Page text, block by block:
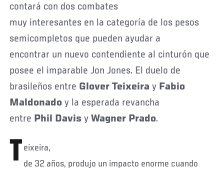
contará con dos combates
muy interesantes en la categoría de los pesos
semicompletos que pueden ayudar a
encontrar un nuevo contendiente al cinturón que
posee el imparable Jon Jones. El duelo de
brasileños entre Glover Teixeira y Fabio
Maldonado y la esperada revancha
entre Phil Davis yWagner Prado.
T eixeira,
de 32 años, produjo un impacto enorme cuando